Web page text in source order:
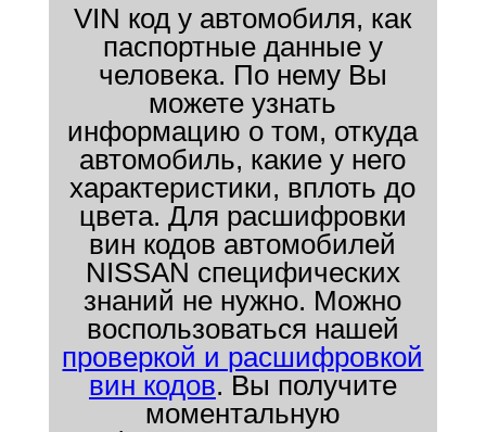
VIN код у автомобиля, как
паспортные данные у
человека. По нему Вы
можете узнать
информацию о том, откуда
автомобиль, какие у него
характеристики, вплоть до
цвета. Для расшифровки
вин кодов автомобилей
NISSAN специфических
знаний не нужно. Можно
воспользоваться нашей
проверкой и расшифровкой
вин кодов. Вы получите
моментальную